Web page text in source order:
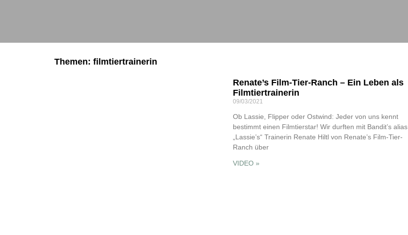
Themen: filmtiertrainerin
Renate’s Film-Tier-Ranch – Ein Leben als
Filmtiertrainerin
09/03/2021
Ob Lassie, Flipper oder Ostwind: Jeder von uns kennt
bestimmt einen Filmtierstar! Wir durften mit Bandit’s alias
„Lassie’s“ Trainerin Renate Hiltl von Renate’s Film-Tier-
Ranch über
VIDEO »